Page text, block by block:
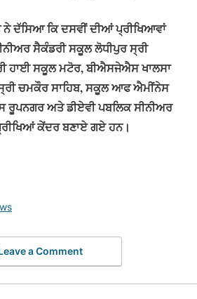
ਨੇ ਦੱਸਿਆ ਕਿ ਦਸਵੀਂ ਦੀਆਂ ਪ੍ਰੀਖਿਆਵਾਂ
ਸੈਕੰਡਰੀ ਸਕੂਲ ਲੋਧੀਪੁਰ ਸ੍ਰੀ
ਹਾਈ ਸਕੂਲ ਮਟੋਰ, ਬੀਐਸਜੇਐਸ ਖਾਲਸਾ
ਚਮਕੌਰ ਸਾਹਿਬ, ਸਕੂਲ ਆਫ ਐਮੀਂਨੇਸ
ਅਤੇ ਡੀਏਵੀ ਪਬਲਿਕ ਸੀਨੀਅਰ
ਕੇਂਦਰ ਬਣਾਏ ਗਏ ਹਨ।
a Comment